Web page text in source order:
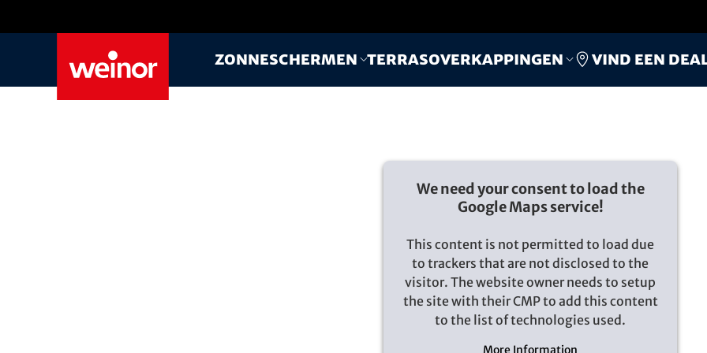
Zonneschermen Terrasoverkappingen Vind een
We need your consent to load the
Google Maps service!
This content is not permitted to load due
to trackers that are not disclosed to the
visitor. The website owner needs to setup
the site with their CMP to add this content
to the list of technologies used.
More Information